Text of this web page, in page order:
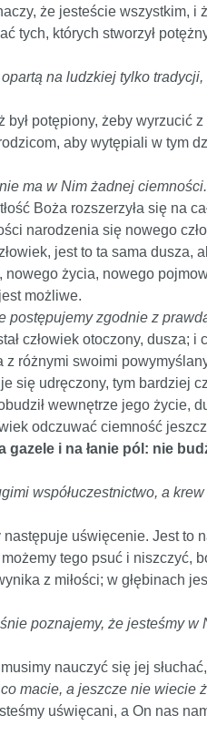
że jesteście wszystkim, i
tych, których stworzył
na ludzkiej tylko
potępiony, żeby wyrzucić
aby wytępiali w tym
ma w Nim żadnej
Boża rozszerzyła się na
narodzenia się nowego
jest to ta sama dusza,
życia, nowego
możliwe.
postępujemy zgodnie z
człowiek otoczony, dusza; i
różnymi swoimi
się udręczony, tym bardziej
wewnętrze jego życie,
odczuwać ciemność
i na łanie pól: nie
współuczestnictwo, a
uświęcenie. Jest to
tego psuć i niszczyć,
z miłości; w głębinach
poznajemy, że jesteśmy
nauczyć się jej
macie, a jeszcze nie wiecie
uświęcani, a On nas